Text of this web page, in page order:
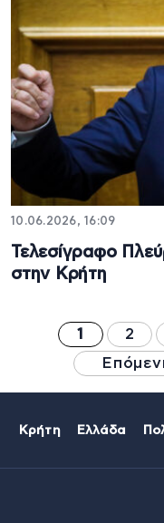
10.06.2026, 16:09
Τελεσίγραφο
στην Κρήτη
1 2
Κρήτη Ελλάδα